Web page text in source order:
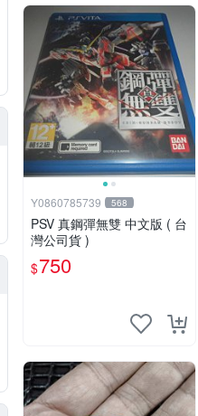
Y0860785739 568
PSV 真鋼彈無雙 中文版 ( 台
灣公司貨 )
$750